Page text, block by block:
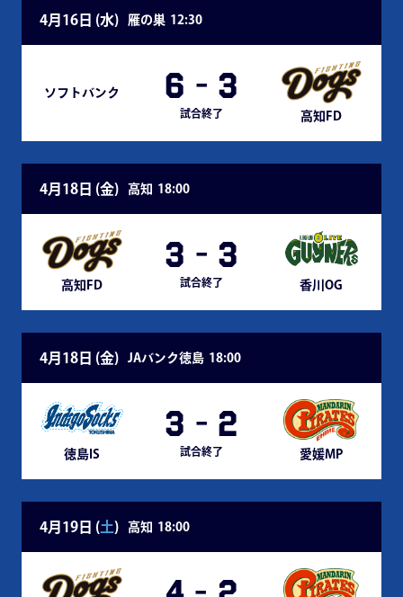
4月16日 (水) 雁の巣 12:30
ソフトバンク 6 - 3
試合終了 高知FD
4月18日 (金) 高知 18:00
高知FD
3 - 3
試合終了 香川OG
4月18日 (金) JAバンク徳島 18:00
徳島IS
3 - 2
試合終了 愛媛MP
4月19日 (土) 高知 18:00